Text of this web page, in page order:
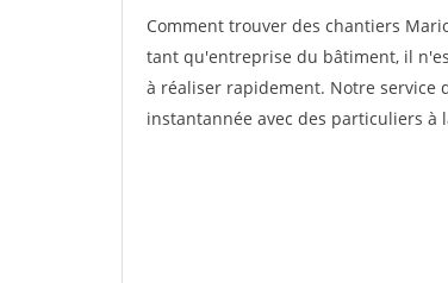
Comment trouver des chantiers
tant qu'entreprise du bâtiment, il
à réaliser rapidement. Notre service
instantannée avec des particuliers